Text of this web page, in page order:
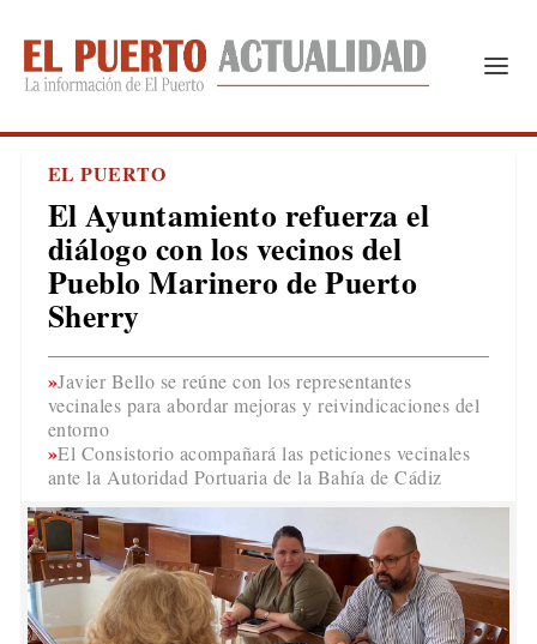
EL PUERTO
El Ayuntamiento refuerza el
diálogo con los vecinos del
Pueblo Marinero de Puerto
Sherry
Javier Bello se reúne con los representantes
vecinales para abordar mejoras y reivindicaciones del
entorno
El Consistorio acompañará las peticiones vecinales
ante la Autoridad Portuaria de la Bahía de Cádiz